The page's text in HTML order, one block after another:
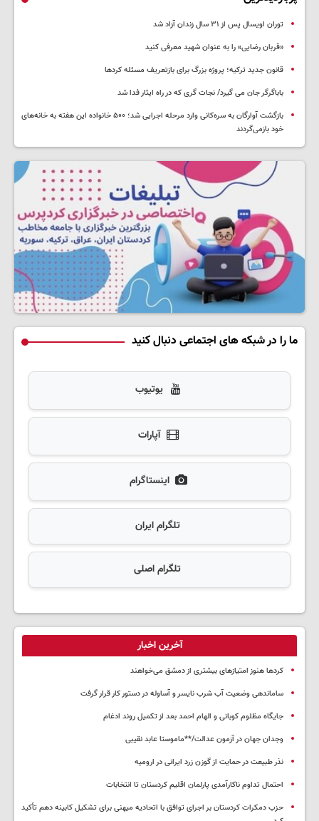
توران اویسال پس از ۳۱ سال زندان آزاد شد
«قربان رضایی» را به عنوان شهید معرفی کنید
قانون جدید ترکیه؛ پروژه بزرگ‌ برای بازتعریف مسئله کردها
باباگرگر جان می گیرد/ نجات گری که در راه ایثار فدا شد
بازگشت آوارگان به سره‌کانی وارد مرحله اجرایی شد؛ ۵۰۰ خانواده این هفته به خانه‌های
خود بازمی‌گردند
ما را در شبکه های اجتماعی دنبال کنید
یوتیوب
آپارات
اینستاگرام
تلگرام ایران
تلگرام اصلی
آخرین اخبار
کردها هنوز امتیازهای بیشتری از دمشق می‌خواهند
ساماندهی وضعیت آب شرب نایسر و آساوله در دستور کار قرار گرفت
جایگاه مظلوم کوبانی و الهام احمد بعد از تکمیل روند ادغام
وجدان جهان در آزمون عدالت/**ماموستا عابد نقیبی
نذر طبیعت در حمایت از گوزن زرد ایرانی در ارومیه
احتمال تداوم ناکارآمدی پارلمان اقلیم کردستان تا انتخابات
حزب دمکرات کردستان بر اجرای توافق با اتحادیه میهنی برای تشکیل کابینه دهم تأکید